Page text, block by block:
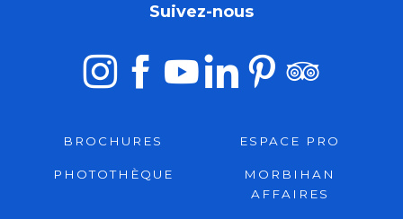
Suivez-nous
BROCHURES ESPACE PRO
PHOTOTHÈQUE
MORBIHAN
AFFAIRES